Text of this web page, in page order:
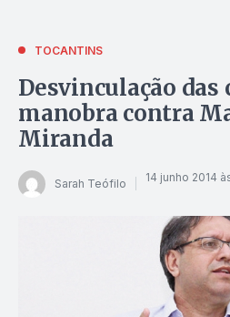
TOCANTINS
Desvinculação das
manobra contra
Miranda
Sarah Teófilo 14 junho 2014